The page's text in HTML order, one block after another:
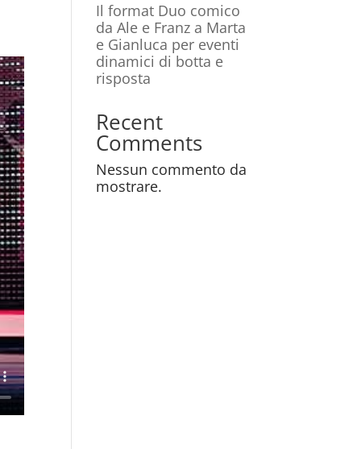
Il format Duo comico
da Ale e Franz a Marta
e Gianluca per eventi
dinamici di botta e
risposta
Recent
Comments
Nessun commento da
mostrare.